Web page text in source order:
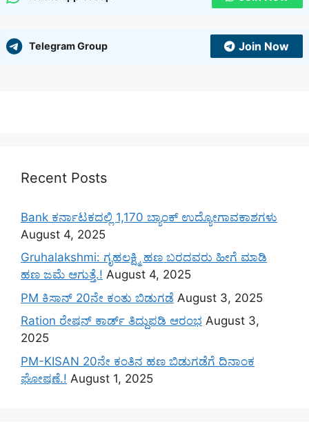
Telegram Group Join Now
Recent Posts
Bank ಕರ್ನಾಟಕದಲ್ಲಿ 1,170 ಬ್ಯಾಂಕ್ ಉದ್ಯೋಗಾವಕಾಶಗಳು
August 4, 2025
Gruhalakshmi: ಗೃಹಲಕ್ಷ್ಮಿ ಹಣ ಬರದವರು ಹೀಗೆ ಮಾಡಿ
ಹಣ ಜಮೆ‌ ಆಗುತ್ತೆ.! August 4, 2025
PM ಕಿಸಾನ್ 20ನೇ ಕಂತು ಬಿಡುಗಡೆ August 3, 2025
Ration ರೇಷನ್ ಕಾರ್ಡ್ ತಿದ್ದುಪಡಿ ಆರಂಭ August 3,
2025
PM-KISAN 20ನೇ ಕಂತಿನ ಹಣ ಬಿಡುಗಡೆಗೆ ದಿನಾಂಕ
ಘೋಷಣೆ.! August 1, 2025